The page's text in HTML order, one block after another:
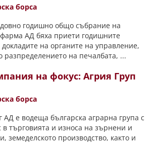
борса
годишно общо събрание на
АД бяха приети годишните
на органите на управление,
разпределението на печалбата, ...
на фокус: Агрия Груп
борса
АД е водеща българска аграрна група с
в търговията и износа на зърнени и
земеделското производство, както и